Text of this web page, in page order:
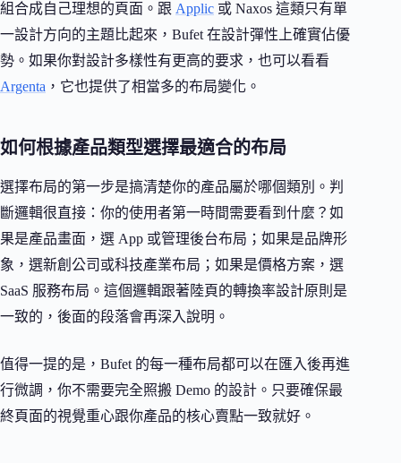
組合成自己理想的頁面。跟 Applic 或 Naxos 這類只有單
一設計方向的主題比起來，Bufet 在設計彈性上確實佔優
勢。如果你對設計多樣性有更高的要求，也可以看看
Argenta ，它也提供了相當多的布局變化。
如何根據產品類型選擇最適合的布局
選擇布局的第一步是搞清楚你的產品屬於哪個類別。判
斷邏輯很直接：你的使用者第一時間需要看到什麼？如
果是產品畫面，選 App 或管理後台布局；如果是品牌形
象，選新創公司或科技產業布局；如果是價格方案，選
SaaS 服務布局。這個邏輯跟著陸頁的轉換率設計原則是
一致的，後面的段落會再深入說明。
值得一提的是，Bufet 的每一種布局都可以在匯入後再進
行微調，你不需要完全照搬 Demo 的設計。只要確保最
終頁面的視覺重心跟你產品的核心賣點一致就好。